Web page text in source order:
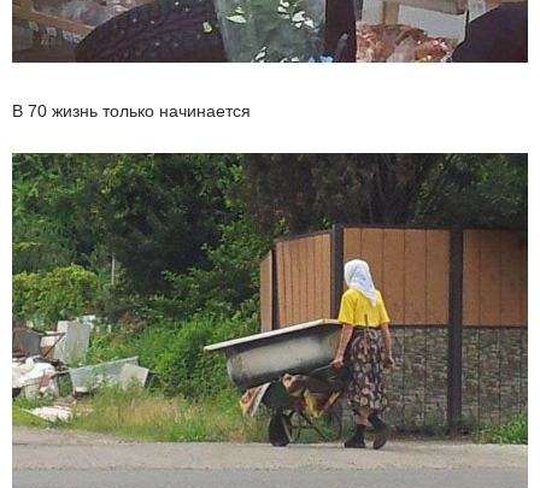
В 70 жизнь только начинается